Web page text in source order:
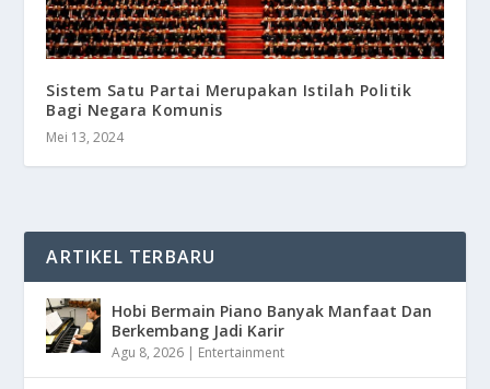
Sistem Satu Partai Merupakan Istilah Politik
Bagi Negara Komunis
Mei 13, 2024
ARTIKEL TERBARU
Hobi Bermain Piano Banyak Manfaat Dan
Berkembang Jadi Karir
Agu 8, 2026 | Entertainment